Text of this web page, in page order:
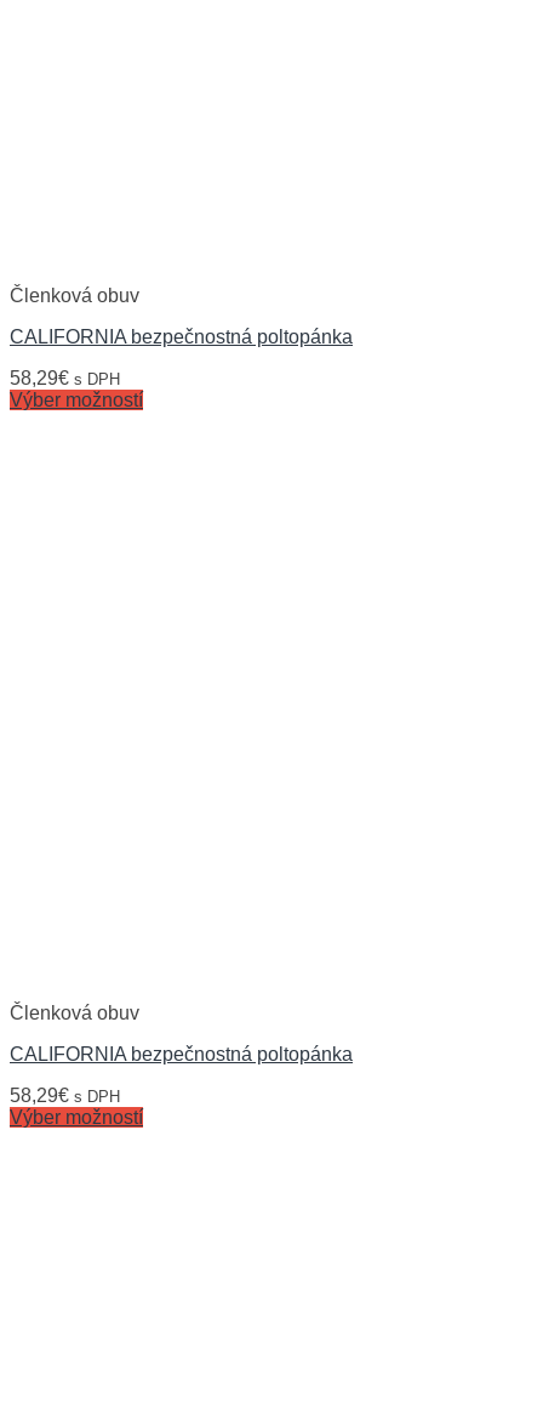
Členková obuv
CALIFORNIA bezpečnostná poltopánka
58,29€ s DPH
Výber možností
Členková obuv
CALIFORNIA bezpečnostná poltopánka
58,29€ s DPH
Výber možností